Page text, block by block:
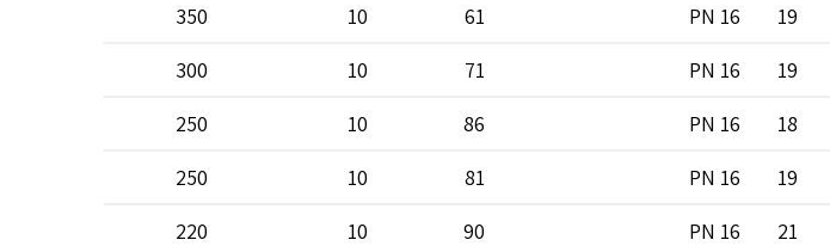
19
PN 16
61
10
350
19
PN 16
71
10
300
18
PN 16
86
10
250
19
PN 16
81
10
250
21
PN 16
90
10
220